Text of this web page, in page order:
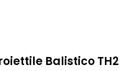
Balistico TH2